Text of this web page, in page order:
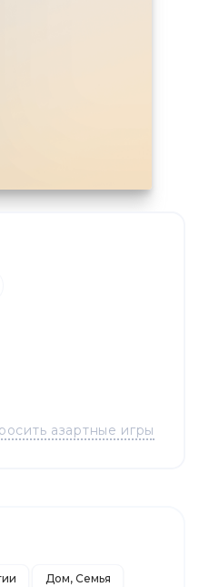
азартные игры
Дом, Семья